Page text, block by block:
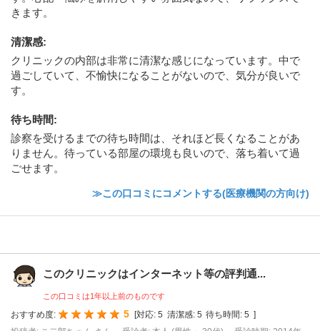
きます。
清潔感:
クリニックの内部は非常に清潔な感じになっています。中で
過ごしていて、不愉快になることがないので、気分が良いで
す。
待ち時間:
診察を受けるまでの待ち時間は、それほど長くなることがあ
りません。待っている部屋の環境も良いので、落ち着いて過
ごせます。
≫この口コミにコメントする(医療機関の方向け)
このクリニックはインターネット等の評判通...
この口コミは1年以上前のものです
おすすめ度: 5 対応: 5 清潔感: 5 待ち時間: 5